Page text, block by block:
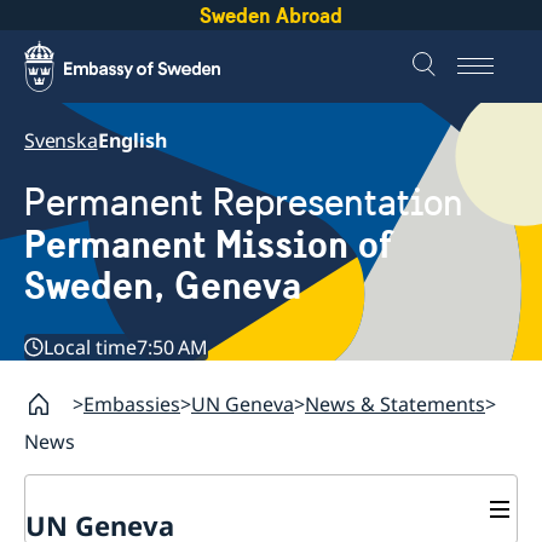
Sweden Abroad
SvenskaEnglish
Permanent Representation
Permanent Mission of
Sweden, Geneva
Local time7:50 AM
Embassies UN Geneva News & Statements
News
UN Geneva